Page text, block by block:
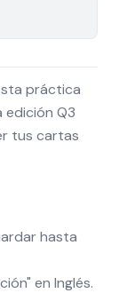
práctica
edición Q3
tus cartas
hasta
en Inglés.